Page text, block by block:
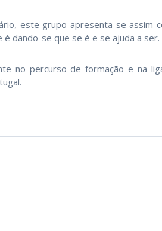
este grupo apresenta-se assim
dando-se que se é e se ajuda a ser.
no percurso de formação e na